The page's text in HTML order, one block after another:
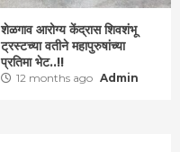
शेळगाव आरोग्य केंद्रास शिवशंभू
ट्रस्टच्या वतीने महापुरुषांच्या
प्रतिमा भेट..!!
12 months ago Admin